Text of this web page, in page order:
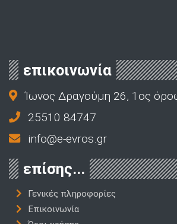
επικοινωνία
Ίωνος Δραγούμη 26, 1ος
25510 84747
info@e-evros.gr
επίσης...
Γενικές πληροφορίες
Επικοινωνία